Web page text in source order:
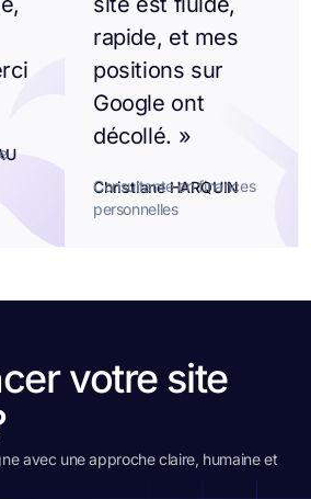
rapide, et mes
positions sur
Google ont
décollé. »
Christiane HARQUIN
Consultante en finances
personnelles
votre site
avec une approche claire, humaine et